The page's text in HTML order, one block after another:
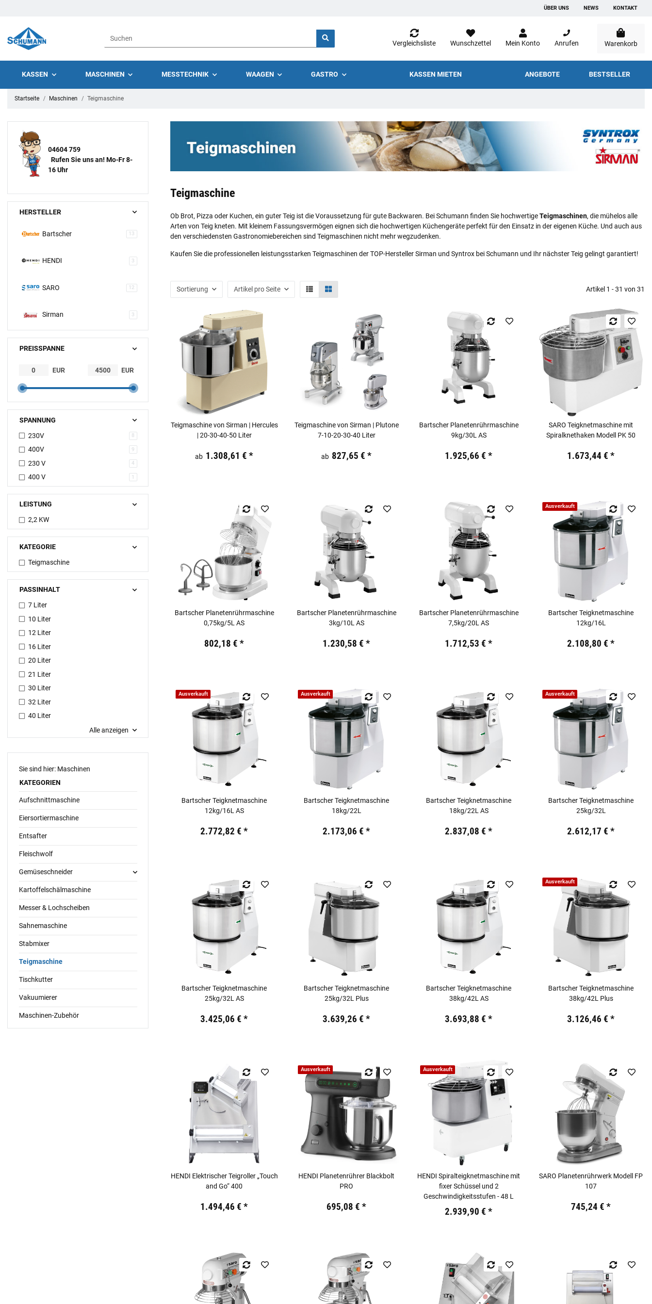
ÜBER UNS NEWS KONTAKT
Vergleichsliste Wunschzettel Mein Konto Anrufen Warenkorb
KASSEN MASCHINEN MESSTECHNIK WAAGEN GASTRO KASSEN MIETEN ANGEBOTE BESTSELLER
Startseite Maschinen Teigmaschine
Teigmaschine
Ob Brot, Pizza oder Kuchen, ein guter Teig ist die Voraussetzung für gute Backwaren. Bei Schumann finden Sie hochwertigeTeigmaschinen, die mühelos alle
Arten von Teig kneten. Mit kleinem Fassungsvermögen eignen sich die hochwertigen Küchengeräte perfekt für den Einsatz in der eigenen Küche. Und auch aus
den verschiedensten Gastronomiebereichen sind Teigmaschinen nicht mehr wegzudenken.
Kaufen Sie die professionellen leistungsstarken Teigmaschinen der TOP-Hersteller Sirman und Syntrox bei Schumann und Ihr nächster Teig gelingt garantiert!
Sortierung Artikel pro Seite Artikel 1 - 31 von 31
Teigmaschine von Sirman | Hercules
| 20-30-40-50 Liter
19,44 € inkl. 19% USt.
ab 1.308,61 €*
Teigmaschine von Sirman | Plutone
7-10-20-30-40 Liter
19,44 €inkl. 19% USt.
ab 827,65 €*
Bartscher Planetenrührmaschine
9kg/30L AS
19,44 €inkl. 19% USt.
1.925,66 € *
SARO Teigknetmaschine mit
Spiralknethaken Modell PK 50
19,44 €inkl. 19% USt.
1.673,44 € *
Bartscher Planetenrührmaschine
0,75kg/5L AS
19,44 €inkl. 19% USt.
802,18 € *
Bartscher Planetenrührmaschine
3kg/10L AS
19,44 €inkl. 19% USt.
1.230,58 € *
Bartscher Planetenrührmaschine
7,5kg/20L AS
19,44 €inkl. 19% USt.
1.712,53 € *
Ausverkauft
Bartscher Teigknetmaschine
12kg/16L
19,44 €inkl. 19% USt.
2.108,80 € *
Ausverkauft
Bartscher Teigknetmaschine
12kg/16L AS
19,44 €inkl. 19% USt.
2.772,82 € *
Ausverkauft
Bartscher Teigknetmaschine
18kg/22L
19,44 €inkl. 19% USt.
2.173,06 € *
Bartscher Teigknetmaschine
18kg/22L AS
19,44 €inkl. 19% USt.
2.837,08 € *
Ausverkauft
Bartscher Teigknetmaschine
25kg/32L
19,44 €inkl. 19% USt.
2.612,17 € *
Bartscher Teigknetmaschine
25kg/32L AS
19,44 €inkl. 19% USt.
3.425,06 € *
Bartscher Teigknetmaschine
25kg/32L Plus
19,44 €inkl. 19% USt.
3.639,26 € *
Bartscher Teigknetmaschine
38kg/42L AS
19,44 €inkl. 19% USt.
3.693,88 € *
Ausverkauft
Bartscher Teigknetmaschine
38kg/42L Plus
19,44 €inkl. 19% USt.
3.126,46 € *
HENDI Elektrischer Teigroller „Touch
and Go“ 400
19,44 €inkl. 19% USt.
1.494,46 € *
Ausverkauft
HENDI Planetenrührer Blackbolt
PRO
19,44 €inkl. 19% USt.
695,08 € *
Ausverkauft
HENDI Spiralteigknetmaschine mit
fixer Schüssel und 2
Geschwindigkeitsstufen - 48 L
19,44 €inkl. 19% USt.
2.939,90 € *
SARO Planetenrührwerk Modell FP
107
19,44 €inkl. 19% USt.
745,24 € *
04604 759
Rufen Sie uns an! Mo-Fr 8-
16 Uhr
HERSTELLER
Bartscher 13
HENDI 3
SARO 12
Sirman 3
PREISSPANNE
EUR EUR
SPANNUNG
230V
8
400V 9
230 V 4
400 V 1
LEISTUNG
2,2 KW
KATEGORIE
Teigmaschine
PASSINHALT
7 Liter
10 Liter
12 Liter
16 Liter
20 Liter
21 Liter
30 Liter
32 Liter
40 Liter
Alle anzeigen
Sie sind hier: Maschinen
KATEGORIEN
Aufschnittmaschine
Eiersortiermaschine
Entsafter
Fleischwolf
Gemüseschneider
Kartoffelschälmaschine
Messer & Lochscheiben
Sahnemaschine
Stabmixer
Teigmaschine
Tischkutter
Vakuumierer
Maschinen-Zubehör